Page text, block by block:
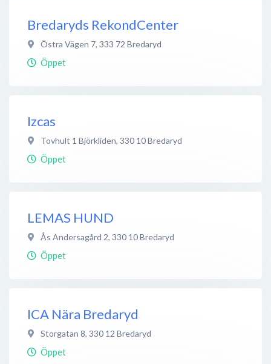
Bredaryds RekondCenter
Östra Vägen 7, 333 72 Bredaryd
Öppet
Izcas
Tovhult 1 Björkliden, 330 10Bredaryd
Öppet
LEMAS HUND
Ås Andersagård 2, 330 10Bredaryd
Öppet
ICA Nära Bredaryd
Storgatan 8, 330 12 Bredaryd
Öppet